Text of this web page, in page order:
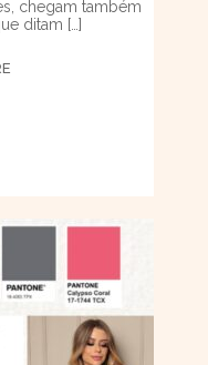
chegam também
ditam […]